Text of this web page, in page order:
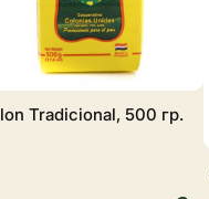
Tradicional, 500 гр.